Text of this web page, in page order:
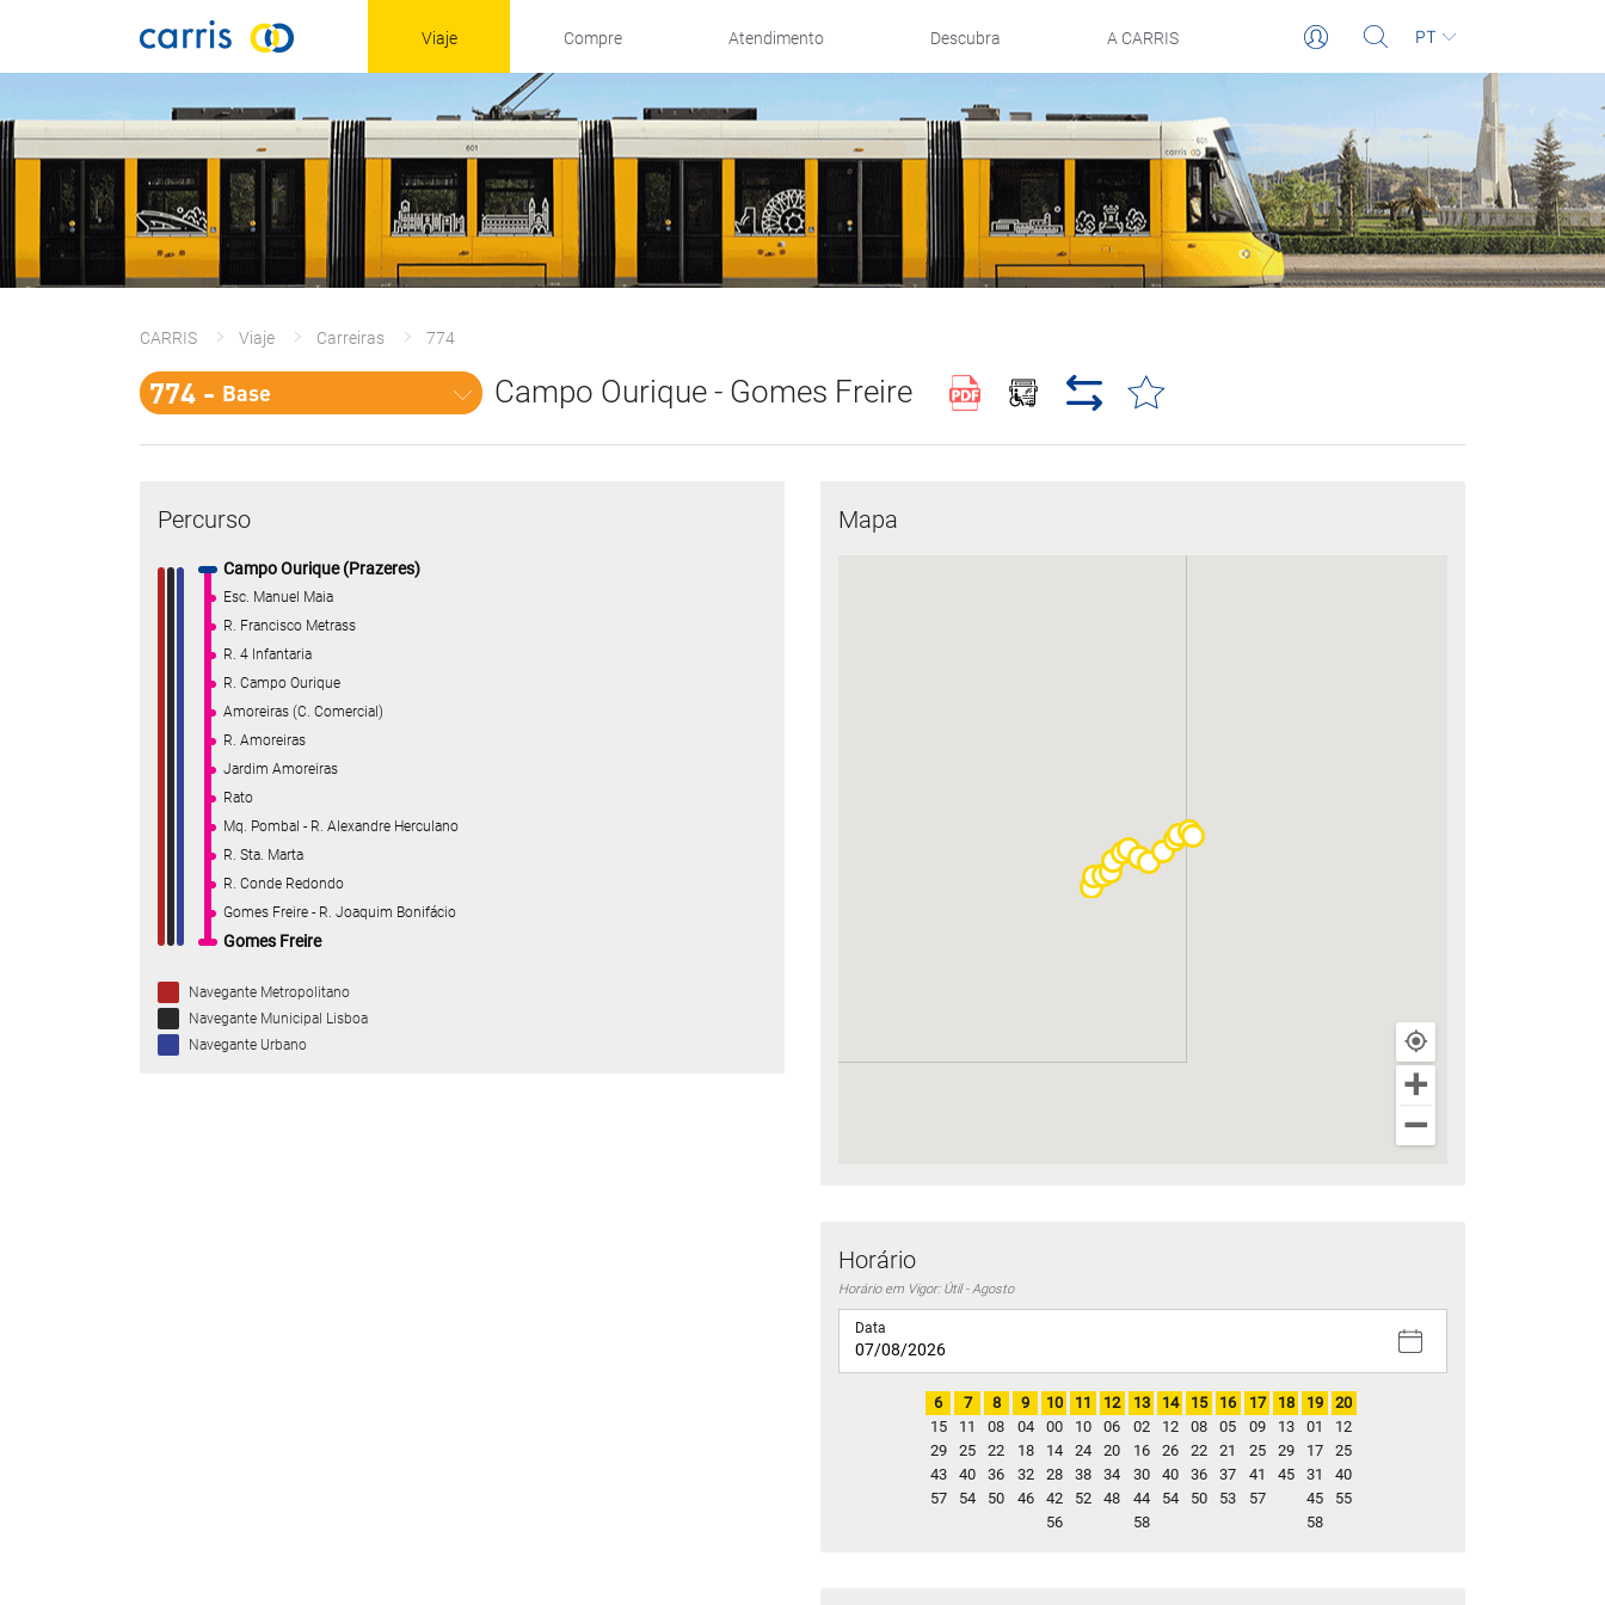
Viaje Compre Atendimento Descubra A CARRIS PT
CARRIS Viaje Carreiras 774
774 - Base Campo Ourique - Gomes Freire
Mapa
Percurso
Campo Ourique (Prazeres)
Esc. Manuel Maia
R. Francisco Metrass
R. 4 Infantaria
R. Campo Ourique
Amoreiras (C. Comercial)
R. Amoreiras
Jardim Amoreiras
Rato
Mq. Pombal - R. Alexandre Herculano
R. Sta. Marta
R. Conde Redondo
Gomes Freire - R. Joaquim Bonifácio
Gomes Freire
Navegante Metropolitano
Navegante Municipal Lisboa
Navegante Urbano
Horário
Data
Horário em Vigor: Útil - Agosto
6
15
29
43
57
7
11
25
40
54
8
08
22
36
50
9
04
18
32
46
10
00
14
28
42
56
11
10
24
38
52
12
06
20
34
48
13
02
16
30
44
58
14
12
26
40
54
15
08
22
36
50
16
05
21
37
53
17
09
25
41
57
18
13
29
45
19
01
17
31
45
58
20
12
25
40
55